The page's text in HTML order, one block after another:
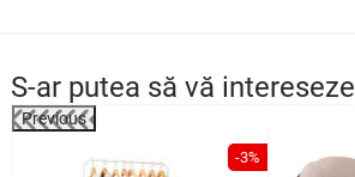
S-ar putea să vă intereseze
Previous
-3%